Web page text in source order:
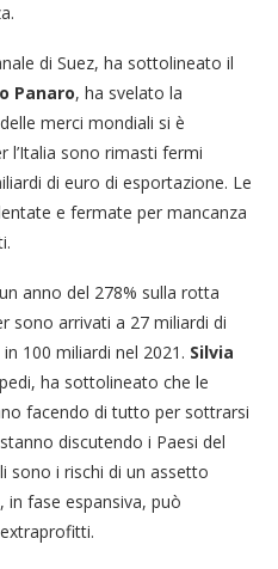
di Suez, ha sottolineato il
Panaro, ha svelato la
merci mondiali si è
l’Italia sono rimasti fermi
di euro di esportazione. Le
e fermate per mancanza
anno del 278% sulla rotta
sono arrivati a 27 miliardi di
100 miliardi nel 2021. Silvia
ha sottolineato che le
facendo di tutto per sottrarsi
discutendo i Paesi del
sono i rischi di un assetto
fase espansiva, può